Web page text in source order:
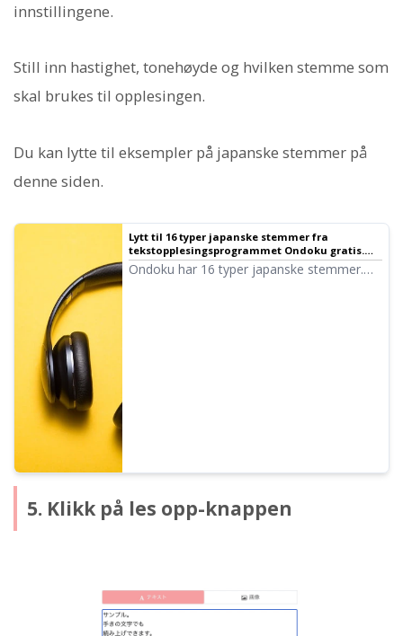
innstillingene.
Still inn hastighet, tonehøyde og hvilken stemme som
skal brukes til opplesingen.
Du kan lytte til eksempler på japanske stemmer på
denne siden.
Lytt til 16 typer japanske stemmer fra
tekstopplesingsprogrammet Ondoku gratis.
Endre inntrykket ved å justere tonehøyden |
Tekstopplesingsprogramvare Ondoku
Ondoku har 16 typer japanske stemmer.
5. Klikk på les opp-knappen